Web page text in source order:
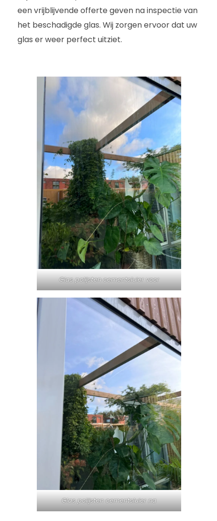
een vrijblijvende offerte geven na inspectie van
het beschadigde glas. Wij zorgen ervoor dat uw
glas er weer perfect uitziet.
Glas polijsten cementsluier voor
Glas polijsten cementsluier na